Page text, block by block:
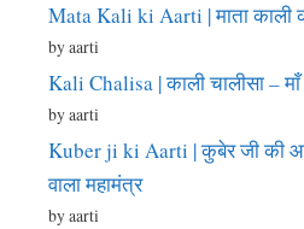
Mata Kali ki Aarti | माता
by aarti
Kali Chalisa | काली चालीसा –
by aarti
Kuber ji ki Aarti | कुबेर जी की
वाला महामंत्र
by aarti